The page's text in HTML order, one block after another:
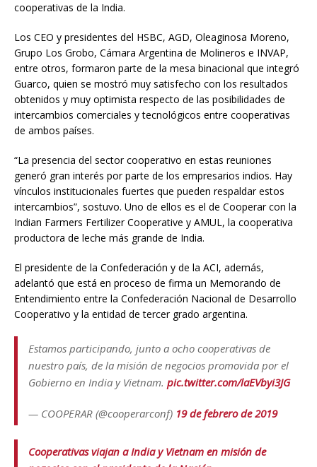
cooperativas de la India.
Los CEO y presidentes del HSBC, AGD, Oleaginosa Moreno,
Grupo Los Grobo, Cámara Argentina de Molineros e INVAP,
entre otros, formaron parte de la mesa binacional que integró
Guarco, quien se mostró muy satisfecho con los resultados
obtenidos y muy optimista respecto de las posibilidades de
intercambios comerciales y tecnológicos entre cooperativas
de ambos países.
“La presencia del sector cooperativo en estas reuniones
generó gran interés por parte de los empresarios indios. Hay
vínculos institucionales fuertes que pueden respaldar estos
intercambios”, sostuvo. Uno de ellos es el de Cooperar con la
Indian Farmers Fertilizer Cooperative y AMUL, la cooperativa
productora de leche más grande de India.
El presidente de la Confederación y de la ACI, además,
adelantó que está en proceso de firma un Memorando de
Entendimiento entre la Confederación Nacional de Desarrollo
Cooperativo y la entidad de tercer grado argentina.
Estamos participando, junto a ocho cooperativas de
nuestro país, de la misión de negocios promovida por el
Gobierno en India y Vietnam. pic.twitter.com/laEVbyi3JG
— COOPERAR (@cooperarconf) 19 de febrero de 2019
Cooperativas viajan a India y Vietnam en misión de